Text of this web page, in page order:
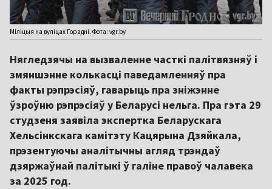
Міліцыя на вуліцах Горадні. Фота: vgr.by
Нягледзячы на вызваленне часткі палітвязняў і
змяншэнне колькасці паведамленняў пра
факты рэпрэсіяў, гаварыць пра зніжэнне
ўзроўню рэпрэсіяў у Беларусі нельга. Пра гэта 29
студзеня заявіла экспертка Беларускага
Хельсінкскага камітэту Кацярына Дзяйкала,
прэзентуючы аналітычны агляд трэндаў
дзяржаўнай палітыкі ў галіне правоў чалавека
за 2025 год.